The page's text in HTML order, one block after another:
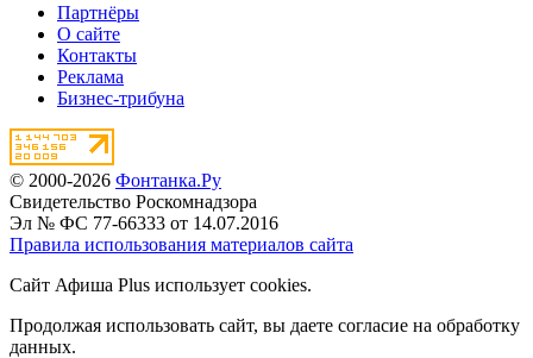
Партнёры
О сайте
Контакты
Реклама
Бизнес-трибуна
© 2000-2026 Фонтанка.Ру
Свидетельство Роскомнадзора
Эл № ФС 77-66333 от 14.07.2016
Правила использования материалов сайта
Сайт Афиша Plus использует cookies.
Продолжая использовать сайт, вы даете согласие на обработку
данных.